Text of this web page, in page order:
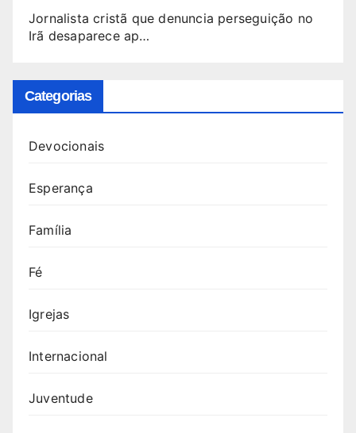
Jornalista cristã que denuncia perseguição no
Irã desaparece ap…
Categorias
Devocionais
Esperança
Família
Fé
Igrejas
Internacional
Juventude